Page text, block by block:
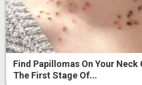
Find Papillomas On Your Neck
The First Stage Of...